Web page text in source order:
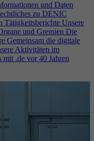
und Daten
zu DENIC
Tätigkeitsberichte Unsere
und Gremien Die
Gemeinsam die digitale
Aktivitäten im
mit .de vor 40 Jahren